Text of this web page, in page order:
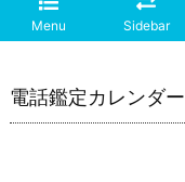
Menu Sidebar
電話鑑定カレンダー